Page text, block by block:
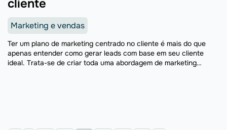
cliente
Marketing e vendas
Ter um plano de marketing centrado no cliente é mais do que
apenas entender como gerar leads com base em seu cliente
ideal. Trata-se de criar toda uma abordagem de marketing